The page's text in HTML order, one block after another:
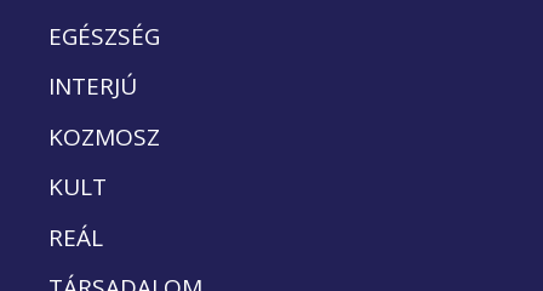
EGÉSZSÉG
INTERJÚ
KOZMOSZ
KULT
REÁL